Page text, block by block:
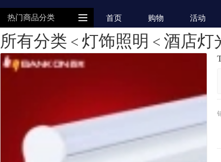
热门商品分类 首页 购物 活动
防护用品
客房用品
食品饮料
电器设备
IT智能
所有分类 < 灯饰照明 < 酒店灯